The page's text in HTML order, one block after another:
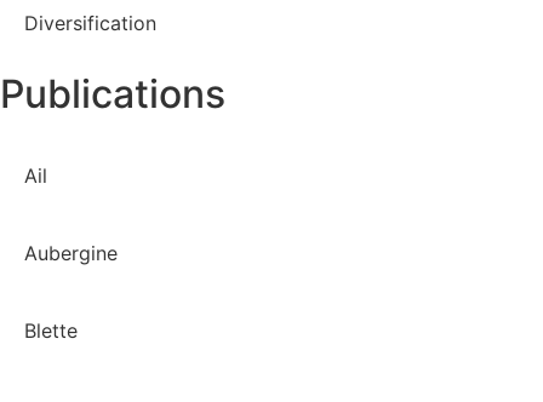
Diversification
Publications
Ail
Aubergine
Blette